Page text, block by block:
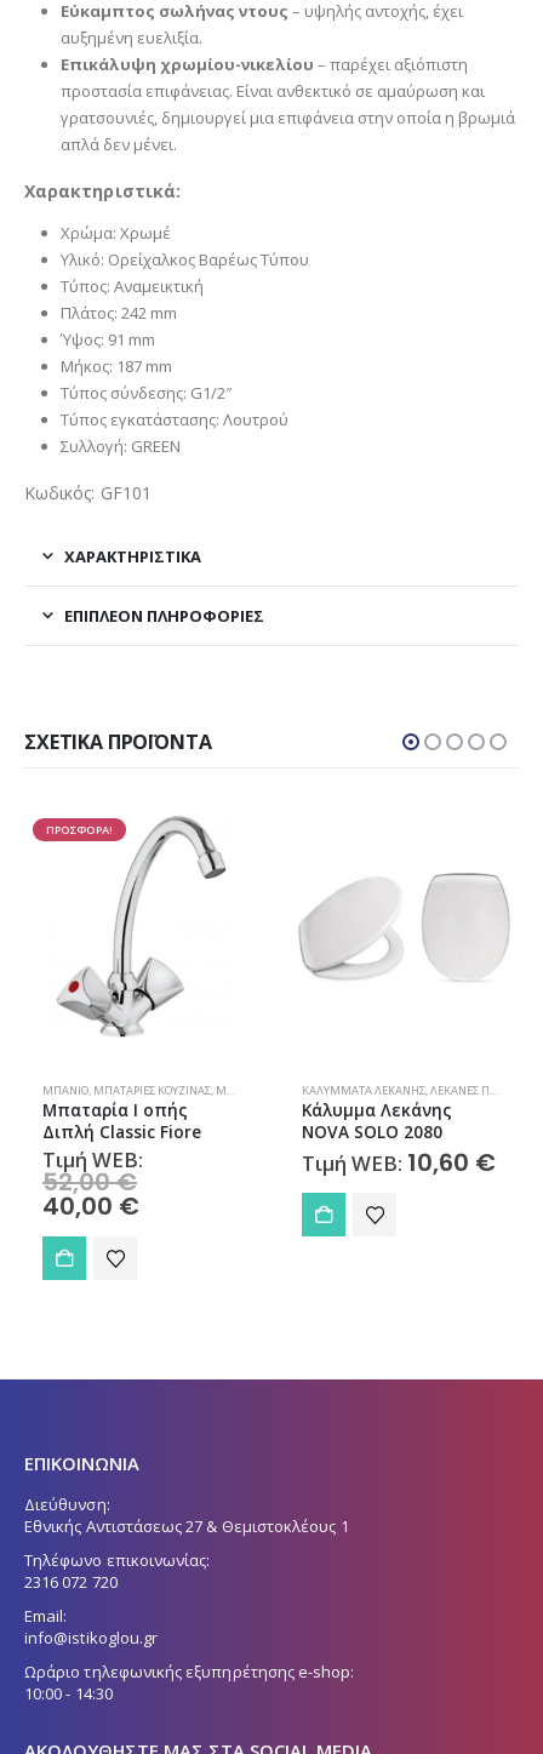
Εύκαμπτος σωλήνας ντους – υψηλής αντοχής, έχει
αυξημένη ευελιξία.
Επικάλυψη χρωμίου-νικελίου – παρέχει αξιόπιστη
προστασία επιφάνειας. Είναι ανθεκτικό σε αμαύρωση και
γρατσουνιές, δημιουργεί μια επιφάνεια στην οποία η βρωμιά
απλά δεν μένει.
Χαρακτηριστικά:
Χρώμα: Χρωμέ
Υλικό: Ορείχαλκος Βαρέως Τύπου
Τύπος: Αναμεικτική
Πλάτος: 242 mm
Ύψος: 91 mm
Μήκος: 187 mm
Τύπος σύνδεσης: G1/2″
Τύπος εγκατάστασης: Λουτρού
Συλλογή: GREEN
Κωδικός: GF101
ΧΑΡΑΚΤΗΡΙΣΤΙΚΑ
ΕΠΙΠΛΈΟΝ ΠΛΗΡΟΦΟΡΊΕΣ
ΣΧΕΤΙΚΆ ΠΡΟΪΌΝΤΑ
ΠΡΟΣΦΟΡΑ!
ΜΠΆΝΙΟ, ΜΠΑΤΑΡΊΕΣ ΚΟΥΖΊΝΑΣ, ΜΠΑΤΑΡΊΕΣ ΜΠΆΝΙΟΥ
Μπαταρία Ι οπής
Διπλή Classic Fiore
Τιμή WEB:
52,00€price
40,00 €Η
ΚΑΛΎΜΜΑΤΑ ΛΕΚΆΝΗΣ,ΛΕΚΆΝΕΣ ΠΟΡΣΕΛΆΝΗΣ
Κάλυμμα Λεκάνης
NOVA SOLO 2080
Τιμή WEB: 10,60 €
ΕΠΙΚΟΙΝΩΝΙΑ
Διεύθυνση:
Εθνικής Αντιστάσεως 27 & Θεμιστοκλέους 1
Τηλέφωνο επικοινωνίας:
2316 072 720
Email:
info@istikoglou.gr
Ωράριο τηλεφωνικής εξυπηρέτησης e-shop:
10:00 - 14:30